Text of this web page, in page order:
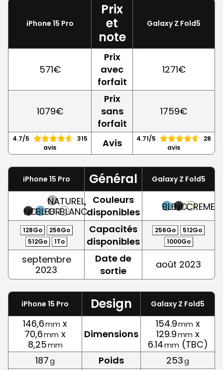
iPhone 15 Pro
Prix
et
note
Galaxy Z Fold5
571€
Prix
avec
forfait
1271€
1079€
Prix
sans
forfait
1759€
4.7/5
315
avis
Avis 4.71/5
28
avis
iPhone 15 Pro Général Galaxy Z Fold5
NOIRBLEU
NATUREL,
GRISBLANC
Couleurs
disponibles
BLEUNOIRCREME
128Go
256Go
512Go
1To
Capacités
disponibles
256Go
512Go
1000Go
septembre
2023
Date de
sortie
août 2023
iPhone 15 Pro Design Galaxy Z Fold5
146,6mm x
70,6mm x
8,25mm
Dimensions
154.9mm x
129.9mm x
6.14mm (TBC)
187g Poids 253g